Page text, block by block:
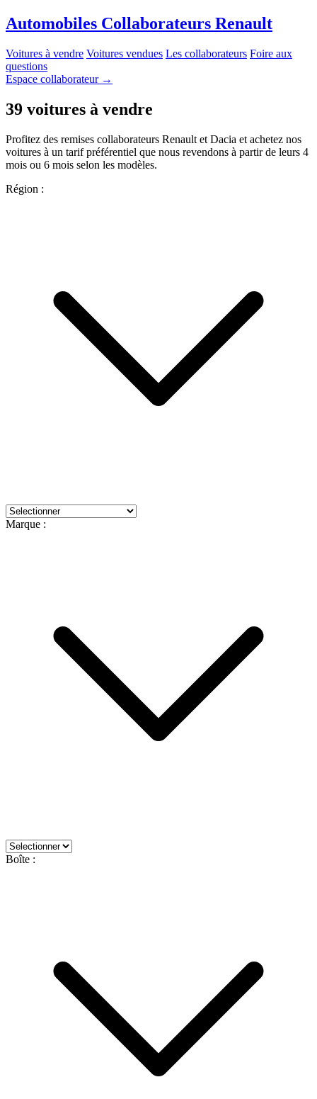
Automobiles Collaborateurs Renault
Voitures à vendre Voitures vendues Les collaborateurs Foire aux
questions
Espace collaborateur →
39 voitures à vendre
Profitez des remises collaborateurs Renault et Dacia et achetez nos
voitures à un tarif préférentiel que nous revendons à partir de leurs 4
mois ou 6 mois selon les modèles.
Région :
Marque :
Boîte :